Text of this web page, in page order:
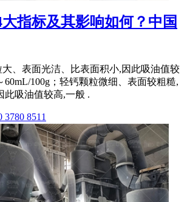
指标及其影响如何？中国
、表面光洁、比表面积小,因此吸油值较
60mL/100g；轻钙颗粒微细、表面较粗糙,
此吸油值较高,一般 .
8511